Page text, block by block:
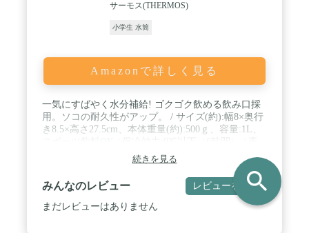
サーモス(THERMOS)
小学生 水筒
Amazonで詳しく見る
一気にすばやく水分補給! ゴクゴク飲める飲み口採
用。ソコの耐久性がアップ。 / サイズ(約):幅8×奥行
き8.5×高さ27.5cm、本体重量(約):500ｇ、容量:1L、
材・材質:内びん/ステンレス鋼 、 胴部/ステンレス
鋼(アクリル樹脂塗装) 、 フタ・キャップ本体/ポリ
プロピレン 、 フタパッキン・シールパッキン/シリ
コーンゴム 、 ポーチ外生地/ポリウレタン・ポリエ
ステル 、 ポーチ内生地/ポリエステル 、 クッショ
続きを見る
みんなのレビュー レビューを書く
まだレビューはありません
search